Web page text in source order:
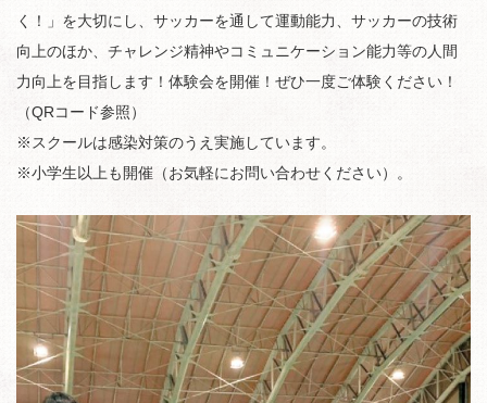
く！」を大切にし、サッカーを通して運動能力、サッカーの技術
向上のほか、チャレンジ精神やコミュニケーション能力等の人間
力向上を目指します！体験会を開催！ぜひ一度ご体験ください！
（QRコード参照）
※スクールは感染対策のうえ実施しています。
※小学生以上も開催（お気軽にお問い合わせください）。